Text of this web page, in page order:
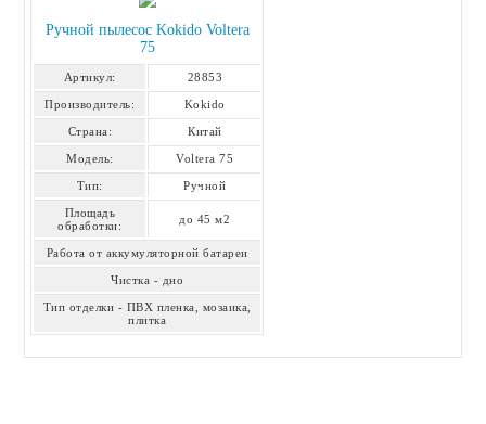
Ручной пылесос Kokido Voltera
75
Артикул: 28853
Производитель: Kokido
Страна: Китай
Модель: Voltera 75
Тип: Ручной
Площадь
обработки:
до 45 м2
Работа от аккумуляторной батареи
Чистка - дно
Тип отделки - ПВХ пленка, мозаика,
плитка